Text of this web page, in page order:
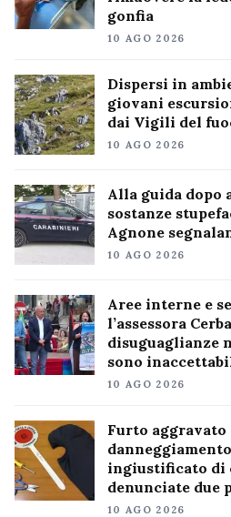
gonfia
10 AGO 2026
Dispersi in
giovani
dai Vigili del
10 AGO 2026
Alla guida dopo
sostanze
Agnone
10 AGO 2026
Aree interne e
l’assessora
disuguaglianze
sono
10 AGO 2026
Furto
ingiustificato di
denunciate due
10 AGO 2026